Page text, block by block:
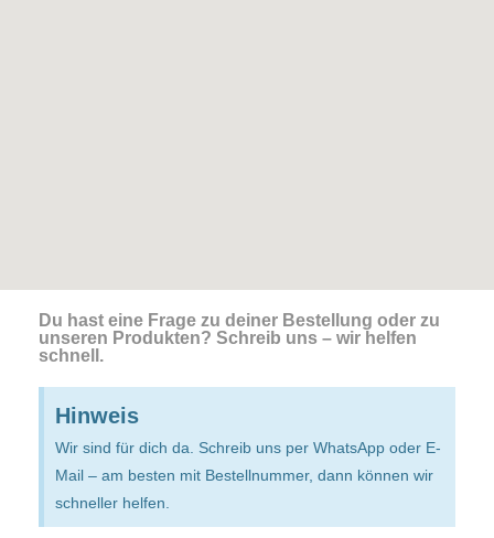
Du hast eine Frage zu deiner Bestellung oder zu
unseren Produkten? Schreib uns – wir helfen
schnell.
Hinweis
Wir sind für dich da. Schreib uns per WhatsApp oder E-
Mail – am besten mit Bestellnummer, dann können wir
schneller helfen.